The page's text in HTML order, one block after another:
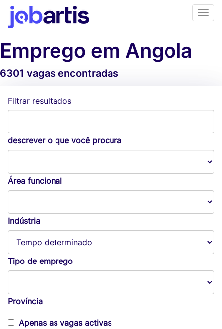
Emprego em Angola
6301 vagas encontradas
Filtrar resultados
descrever o que você procura
Área funcional
Indústria
Tipo de emprego
Província
Apenas as vagas activas